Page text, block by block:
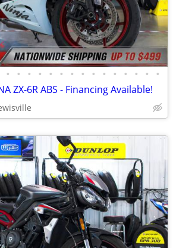
• • • • • • • • • • • • • • •
ZX-6R ABS - Financing Available!